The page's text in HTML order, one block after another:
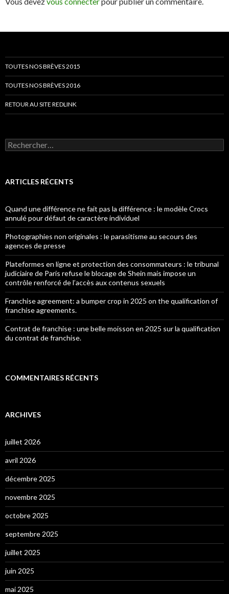
TOUTES NOS BRÈVES 2015
TOUTES NOS BRÈVES 2016
RETOUR AU SITE REDLINK
Rechercher :
ARTICLES RÉCENTS
Quand une différence ne fait pas la différence : le modèle Crocs
annulé pour défaut de caractère individuel
Photographies non originales : le parasitisme au secours des
agences de presse
Plateformes en ligne et protection des consommateurs : le tribunal
judiciaire de Paris refuse le blocage de Shein mais impose un
contrôle renforcé de l’accès aux contenus sexuels
Franchise agreement: a bumper crop in 2025 on the qualification of
franchise agreements.
Contrat de franchise : une belle moisson en 2025 sur la qualification
du contrat de franchise.
COMMENTAIRES RÉCENTS
ARCHIVES
juillet 2026
avril 2026
décembre 2025
novembre 2025
octobre 2025
septembre 2025
juillet 2025
juin 2025
mai 2025